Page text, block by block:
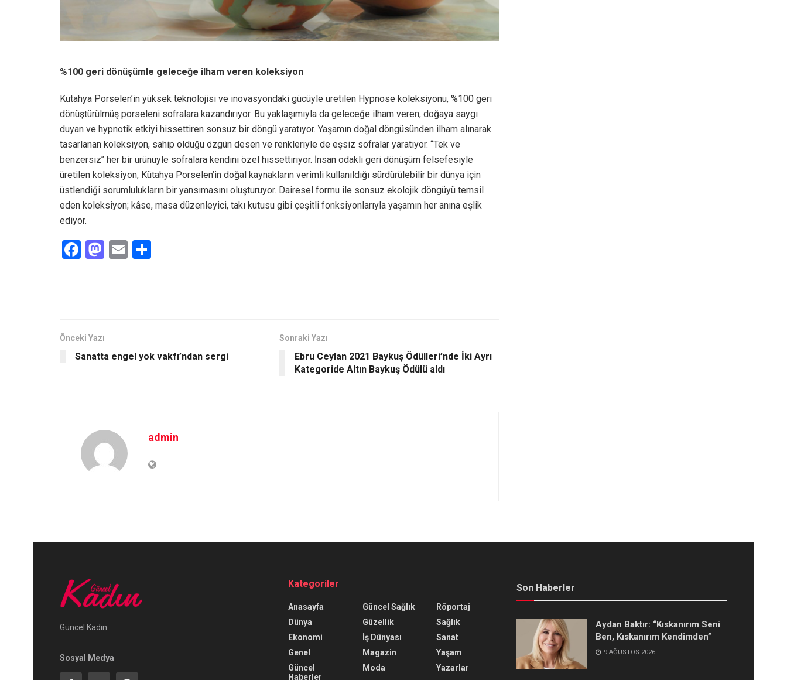
%100 geri dönüşümle geleceğe ilham veren koleksiyon
Kütahya Porselen’in yüksek teknolojisi ve inovasyondaki gücüyle üretilen Hypnose koleksiyonu, %100 geri
dönüştürülmüş porseleni sofralara kazandırıyor. Bu yaklaşımıyla da geleceğe ilham veren, doğaya saygı
duyan ve hypnotik etkiyi hissettiren sonsuz bir döngü yaratıyor. Yaşamın doğal döngüsünden ilham alınarak
tasarlanan koleksiyon, sahip olduğu özgün desen ve renkleriyle de eşsiz sofralar yaratıyor. ‘‘Tek ve
benzersiz’’ her bir ürünüyle sofralara kendini özel hissettiriyor. İnsan odaklı geri dönüşüm felsefesiyle
üretilen koleksiyon, Kütahya Porselen’in doğal kaynakların verimli kullanıldığı sürdürülebilir bir dünya için
üstlendiği sorumlulukların bir yansımasını oluşturuyor. Dairesel formu ile sonsuz ekolojik döngüyü temsil
eden koleksiyon; kâse, masa düzenleyici, takı kutusu gibi çeşitli fonksiyonlarıyla yaşamın her anına eşlik
ediyor.
F
o
k
M
n
E
Önceki Yazı
Sanatta engel yok vakfı’ndan sergi
Sonraki Yazı
Ebru Ceylan 2021 Baykuş Ödülleri’nde İki Ayrı
Kategoride Altın Baykuş Ödülü aldı
admin
Güncel Kadın
Sosyal Medya
Kategoriler
Anasayfa
Dünya
Ekonomi
Genel
Güncel
Haberler
Güncel Sağlık
Güzellik
İş Dünyası
Magazin
Moda
Röportaj
Sağlık
Sanat
Yaşam
Yazarlar
Son Haberler
Aydan Baktır: “Kıskanırım Seni
Ben, Kıskanırım Kendimden”
9 AĞUSTOS 2026